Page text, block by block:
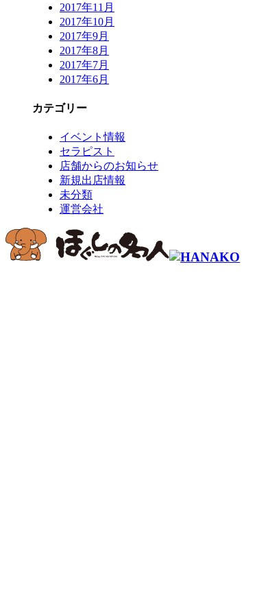
2017年11月
2017年10月
2017年9月
2017年8月
2017年7月
2017年6月
カテゴリー
イベント情報
セラピスト
店舗からのお知らせ
新規出店情報
未分類
運営会社